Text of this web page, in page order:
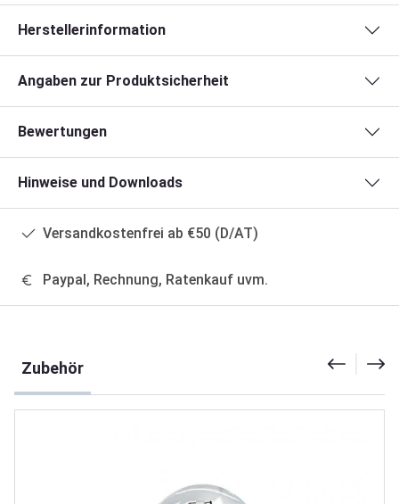
Herstellerinformation
Angaben zur Produktsicherheit
Bewertungen
Hinweise und Downloads
Versandkostenfrei ab €50 (D/AT)
Paypal, Rechnung, Ratenkauf uvm.
Zubehör